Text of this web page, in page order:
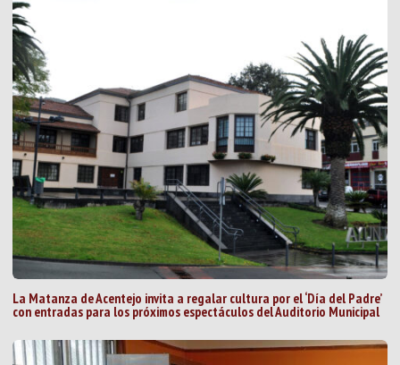
La Matanza de Acentejo invita a regalar cultura por el ‘Día del Padre’
con entradas para los próximos espectáculos del Auditorio Municipal